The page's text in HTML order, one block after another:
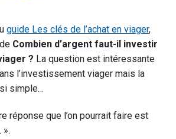
guide Les clés de l’achat en viager,
Combien d’argent faut-il investir
? La question est intéressante
l’investissement viager mais la
simple…
réponse que l’on pourrait faire est
».